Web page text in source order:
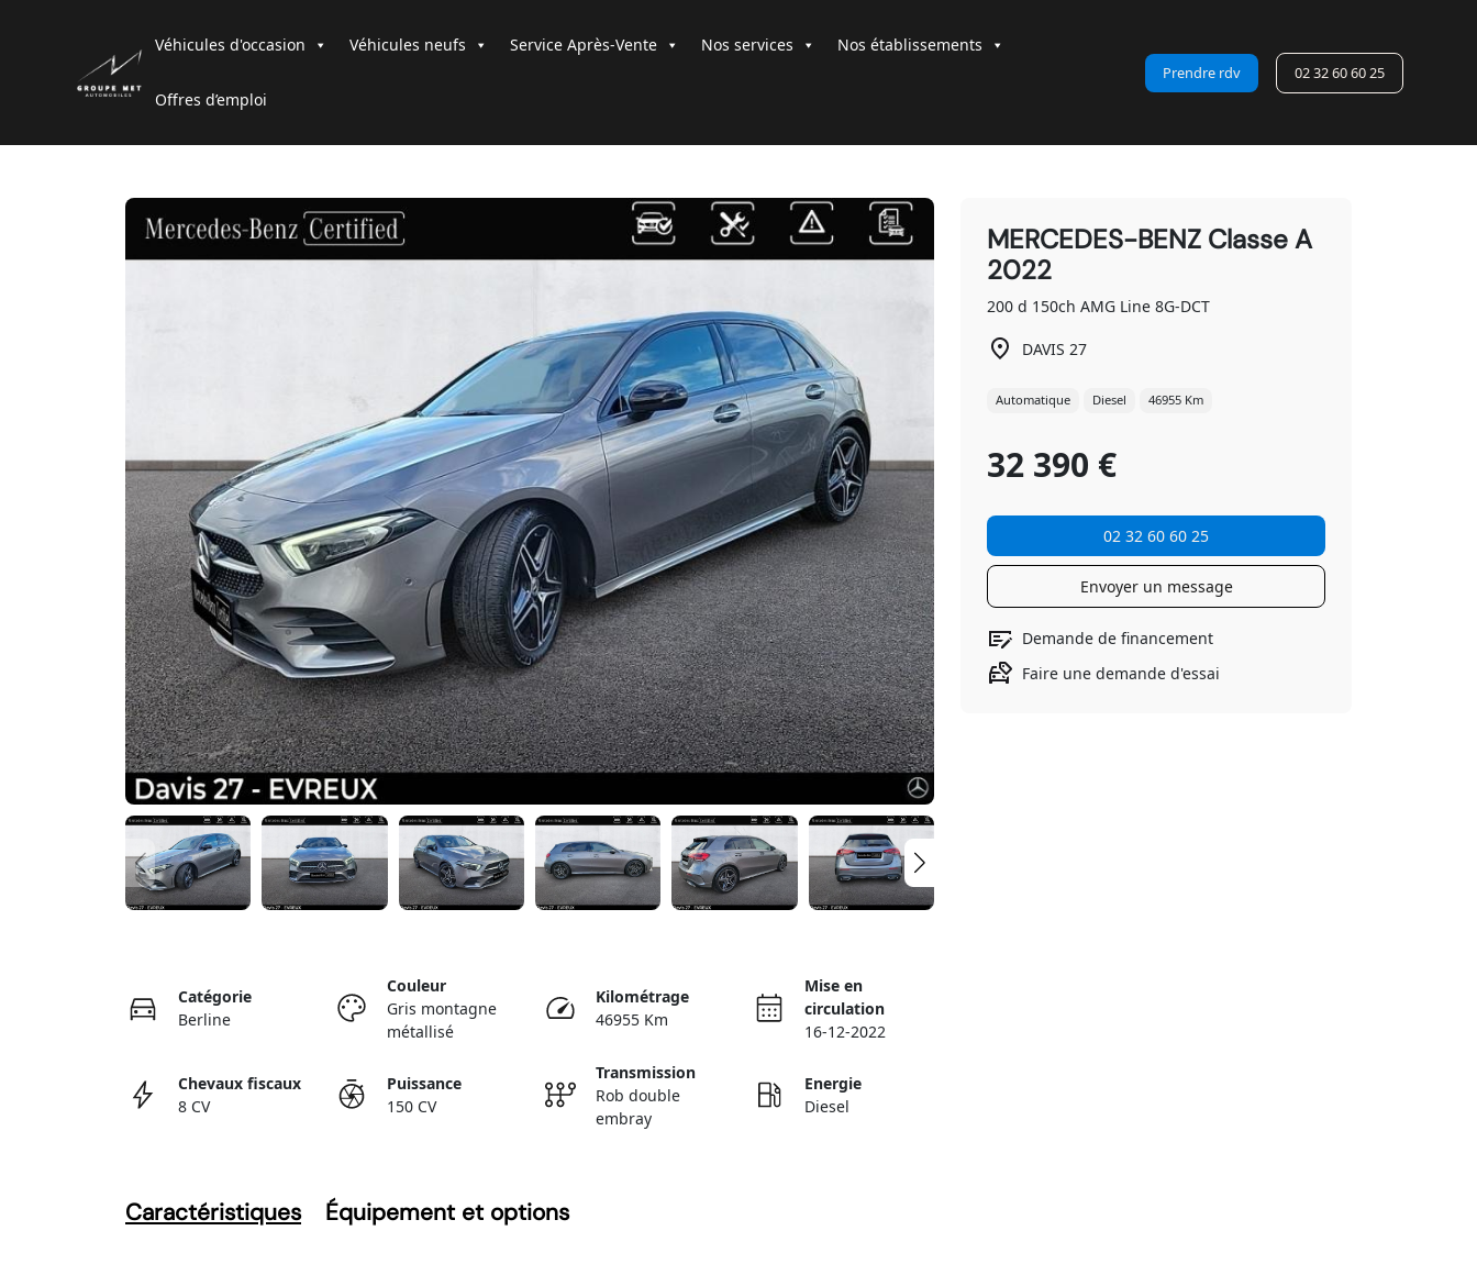
Véhicules d'occasion Véhicules neufs Service Après-Vente Nos services Nos établissements
Offres d’emploi
Prendre rdv 02 32 60 60 25
Catégorie
Berline
Couleur
Gris montagne
métallisé
Kilométrage
46955 Km
Mise en
circulation
16-12-2022
Chevaux fiscaux
8 CV
Puissance
150 CV
Transmission
Rob double
embray
Energie
Diesel
Caractéristiques Équipement et options
MERCEDES-BENZ Classe A
2022
200 d 150ch AMG Line 8G-DCT
DAVIS 27
Automatique Diesel 46955 Km
32 390 €
02 32 60 60 25
Envoyer un message
Demande de financement
Faire une demande d'essai